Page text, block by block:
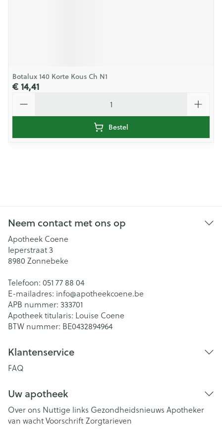
Botalux 140 Korte Kous Ch N1
€ 14,41
Bestel
Neem contact met ons op
Apotheek Coene
Ieperstraat 3
8980 Zonnebeke
Telefoon: 051 77 88 04
E-mailadres: info@apotheekcoene.be
APB nummer: 333701
Apotheek titularis: Louise Coene
BTW nummer: BE0432894964
Klantenservice
FAQ
Uw apotheek
Over ons Nuttige links Gezondheidsnieuws Apotheker
van wachtVoorschriftZorgtarieven